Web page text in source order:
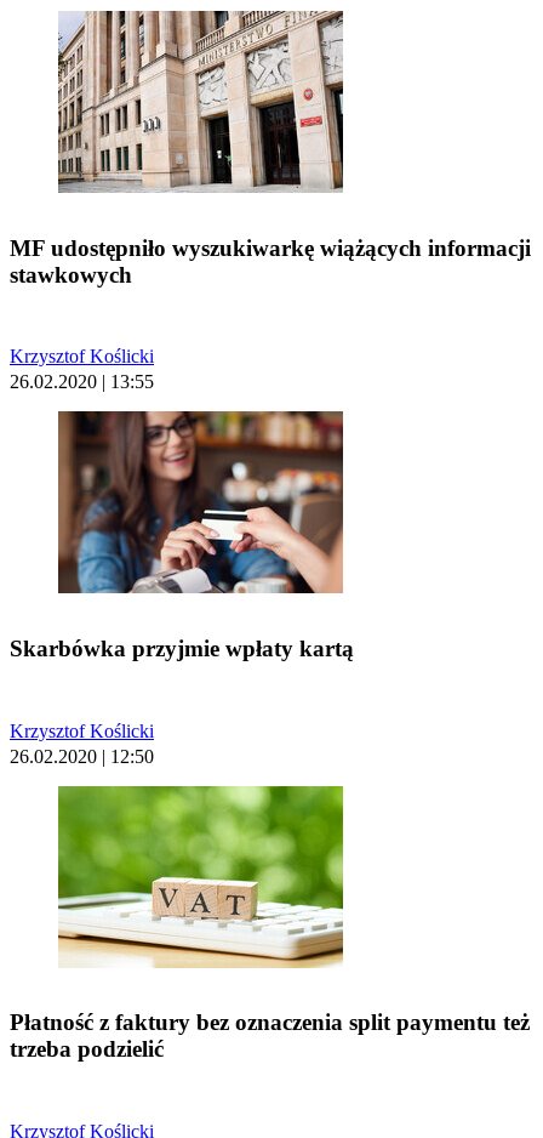
MF udostępniło wyszukiwarkę wiążących informacji
stawkowych
Krzysztof Koślicki
26.02.2020 | 13:55
Skarbówka przyjmie wpłaty kartą
Krzysztof Koślicki
26.02.2020 | 12:50
Płatność z faktury bez oznaczenia split paymentu też
trzeba podzielić
Krzysztof Koślicki